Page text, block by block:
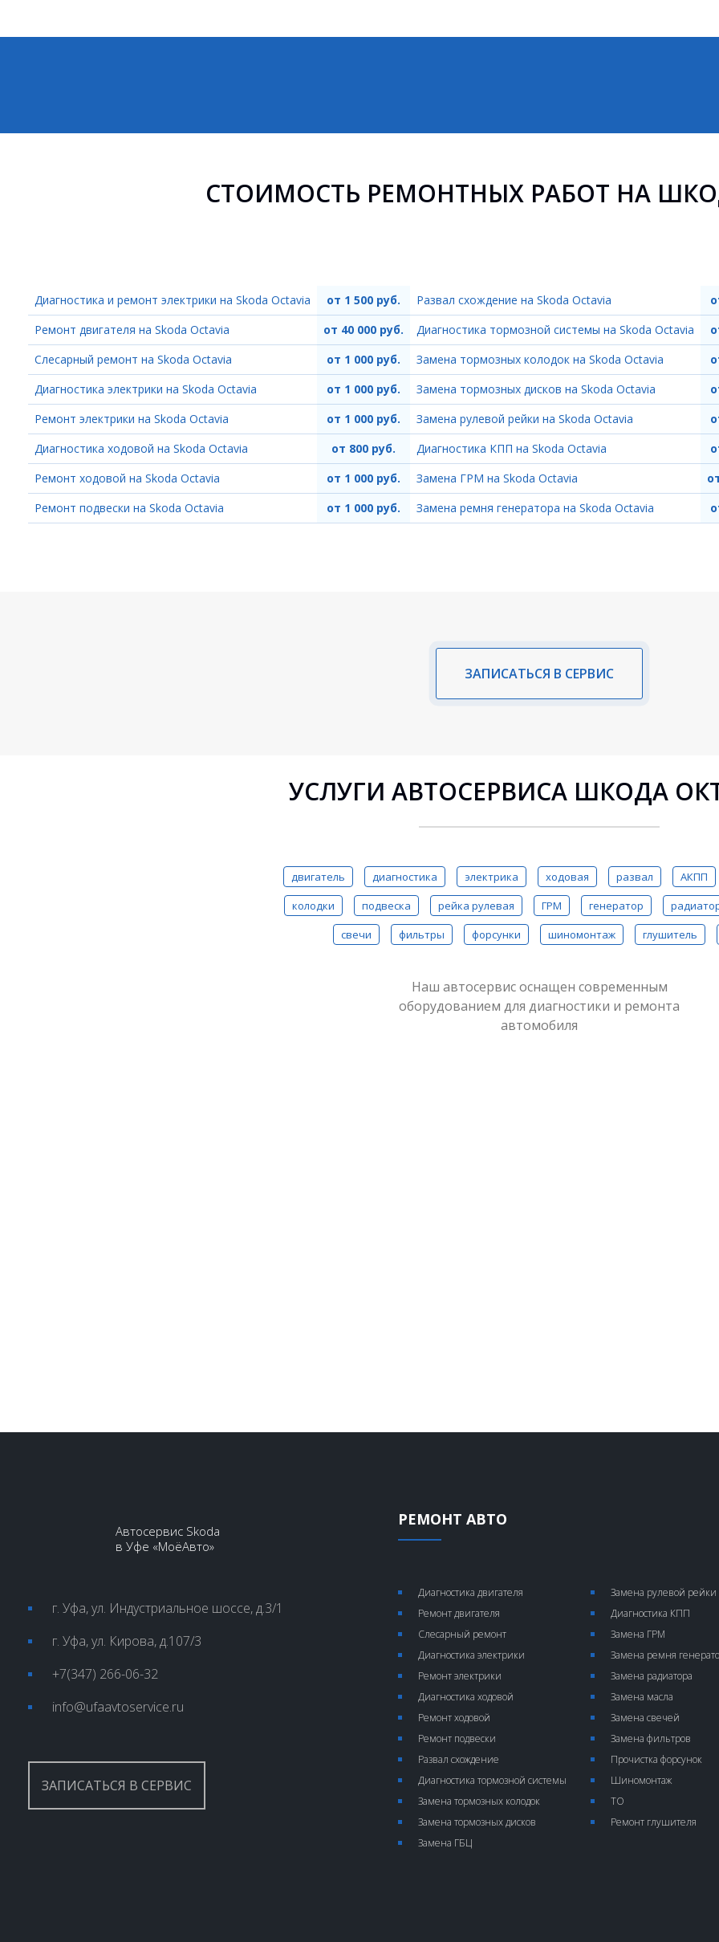
СТОИМОСТЬ РЕМОНТНЫХ РАБОТ НА
Диагностика и ремонт электрики на Skoda Octavia
от 1 500 руб.
Ремонт двигателя на Skoda Octavia
от 40 000 руб.
Слесарный ремонт на Skoda Octavia
от 1 000 руб.
Диагностика электрики на Skoda Octavia
от 1 000 руб.
Ремонт электрики на Skoda Octavia
от 1 000 руб.
Диагностика ходовой на Skoda Octavia
от 800 руб.
Ремонт ходовой на Skoda Octavia
от 1 000 руб.
Ремонт подвески на Skoda Octavia
от 1 000 руб.
Развал схождение на Skoda Octavia
Диагностика тормозной системы на Skoda Octavia
Замена тормозных колодок на Skoda Octavia
Замена тормозных дисков на Skoda Octavia
Замена рулевой рейки на Skoda Octavia
Диагностика КПП на Skoda Octavia
Замена ГРМ на Skoda Octavia
Замена ремня генератора на Skoda Octavia
ЗАПИСАТЬСЯ В СЕРВИС
УСЛУГИ АВТОСЕРВИСА ШКОДА
двигатель диагностика электрика ходовая развал АКПП
колодки
подвеска рейка рулевая ГРМ генератор
свечи
фильтры форсунки шиномонтаж глушитель
Наш автосервис оснащен современным
оборудованием для диагностики и ремонта
автомобиля
Автосервис Skoda
в Уфе «МоёАвто»
г. Уфа, ул. Индустриальное шоссе, д.3/1
г. Уфа, ул. Кирова, д.107/3
+7(347) 266-06-32
info@ufaavtoservice.ru
ЗАПИСАТЬСЯ В СЕРВИС
РЕМОНТ АВТО
Диагностика двигателя
Ремонт двигателя
Слесарный ремонт
Диагностика электрики
Ремонт электрики
Диагностика ходовой
Ремонт ходовой
Ремонт подвески
Развал схождение
Диагностика тормозной системы
Замена тормозных колодок
Замена тормозных дисков
Замена ГБЦ
Замена рулевой рейки
Диагностика КПП
Замена ГРМ
Замена ремня
Замена радиатора
Замена масла
Замена свечей
Замена фильтров
Прочистка форсунок
Шиномонтаж
ТО
Ремонт глушителя